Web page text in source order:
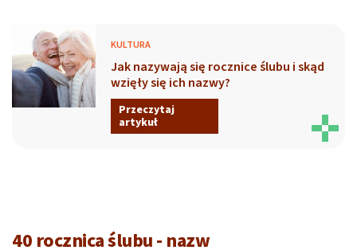
KULTURA
Jak nazywają się rocznice ślubu i skąd
wzięły się ich nazwy?
Przeczytaj
artykuł
40 rocznica ślubu - nazw